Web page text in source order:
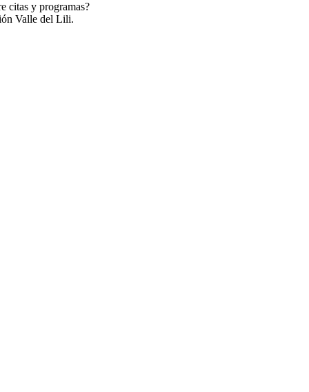
citas y programas?
Valle del Lili.